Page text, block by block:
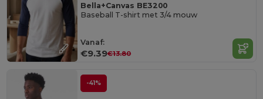
Bella+Canvas BE3200
Baseball T-shirt met 3/4 mouw
Vanaf:
€9.39€13.80
-41%